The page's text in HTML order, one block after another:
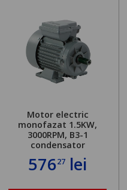
Motor electric
monofazat 1.5KW,
3000RPM, B3-1
condensator
57627 lei